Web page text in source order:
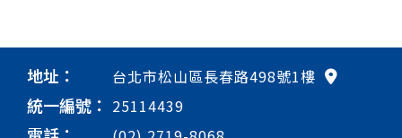
地址： 台北市松山區長春路498號1樓
統一編號： 25114439